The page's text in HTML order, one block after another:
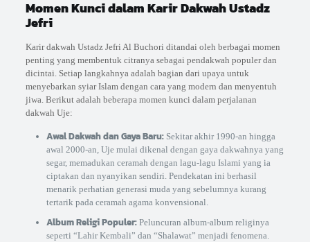
Momen Kunci dalam Karir Dakwah Ustadz
Jefri
Karir dakwah Ustadz Jefri Al Buchori ditandai oleh berbagai momen
penting yang membentuk citranya sebagai pendakwah populer dan
dicintai. Setiap langkahnya adalah bagian dari upaya untuk
menyebarkan syiar Islam dengan cara yang modern dan menyentuh
jiwa. Berikut adalah beberapa momen kunci dalam perjalanan
dakwah Uje:
Awal Dakwah dan Gaya Baru:Sekitar akhir 1990-an hingga
awal 2000-an, Uje mulai dikenal dengan gaya dakwahnya yang
segar, memadukan ceramah dengan lagu-lagu Islami yang ia
ciptakan dan nyanyikan sendiri. Pendekatan ini berhasil
menarik perhatian generasi muda yang sebelumnya kurang
tertarik pada ceramah agama konvensional.
Album Religi Populer:Peluncuran album-album religinya
seperti “Lahir Kembali” dan “Shalawat” menjadi fenomena.